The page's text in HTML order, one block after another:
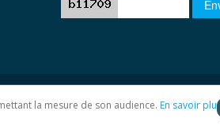
la mesure de son audience. En savoir plus